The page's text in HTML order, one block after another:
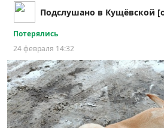
Подслушано в Кущёвской
Потерялись
24 февраля 14:32